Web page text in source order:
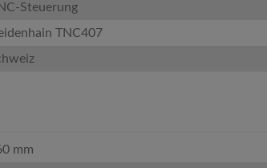
Steuerung
TNC407
mm